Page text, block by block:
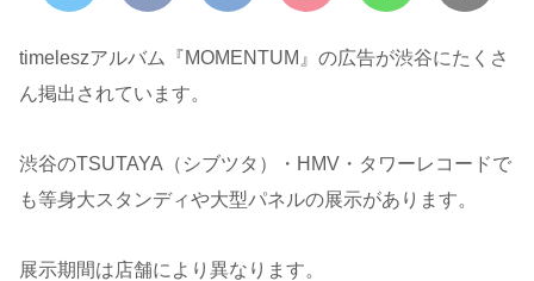
timeleszアルバム『MOMENTUM』の広告が渋谷にたくさ
ん掲出されています。
渋谷のTSUTAYA（シブツタ）・HMV・タワーレコードで
も等身大スタンディや大型パネルの展示があります。
展示期間は店舗により異なります。